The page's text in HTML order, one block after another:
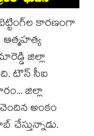
కారణంగా
జిల్లా
టౌన్ సీఐ
జిల్లా
అంకం
చేస్తున్నాడు.